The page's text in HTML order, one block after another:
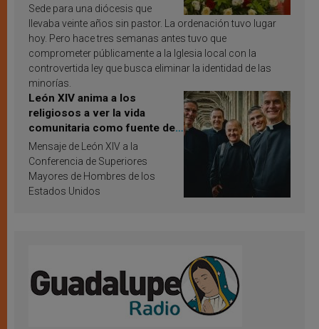
Sede para una diócesis que
llevaba veinte años sin pastor. La ordenación tuvo lugar
hoy. Pero hace tres semanas antes tuvo que
comprometer públicamente a la Iglesia local con la
controvertida ley que busca eliminar la identidad de las
minorías.
León XIV anima a los
religiosos a ver la vida
comunitaria como fuente de
inspiración y santificación
Mensaje de León XIV a la
Conferencia de Superiores
Mayores de Hombres de los
Estados Unidos